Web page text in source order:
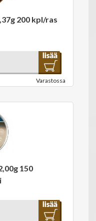
200 kpl/ras
Varastossa
150